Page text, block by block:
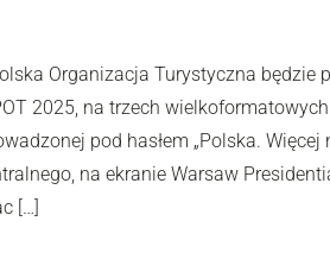
Organizacja Turystyczna
2025, na trzech
pod hasłem „Polska.
na ekranie Warsaw
[…]